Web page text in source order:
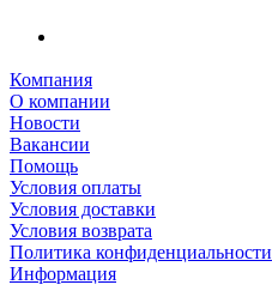
Компания
О компании
Новости
Вакансии
Помощь
Условия оплаты
Условия доставки
Условия возврата
Политика конфиденциальности
Информация